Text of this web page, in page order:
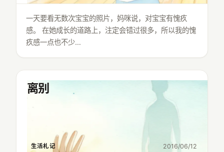
一天要看无数次宝宝的照片，妈咪说，对宝宝有愧疚
感。 在她成长的道路上，注定会错过很多，所以我的愧
疚感一点也不少…
离别
生活札记 2016/06/12